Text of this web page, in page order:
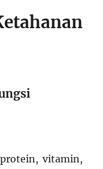
vitamin,